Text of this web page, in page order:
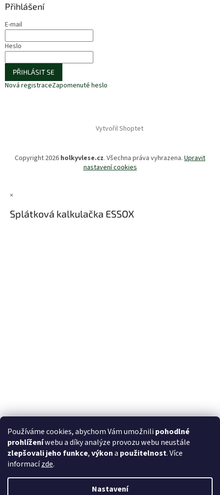
Používáme cookies, abychom Vám umožnili pohodlné
prohlíženíwebu a díky analýze provozu webu neustále
zlepšovali jeho funkce,výkona použitelnost. Více
informacízde.
Nastavení
Přihlášení
E-mail
Heslo
PŘIHLÁSIT SE
Nová registraceZapomenuté heslo
Vytvořil Shoptet
Copyright 2026 holkyvlese.cz. Všechna práva vyhrazena. Upravit
nastavení cookies
×
Splátková kalkulačka ESSOX